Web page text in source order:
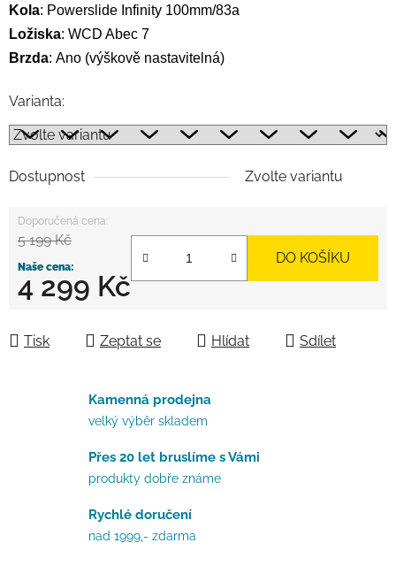
Kola: Powerslide Infinity 100mm/83a
Ložiska: WCD Abec 7
Brzda: Ano (výškově nastavitelná)
Varianta:
Dostupnost Zvolte variantu
5 199 Kč
4 299 Kč
DO KOŠÍKU
Tisk Zeptat se Hlídat Sdílet
Kamenná prodejna
velký výběr skladem
Přes 20 let bruslíme s Vámi
produkty dobře známe
Rychlé doručení
nad 1999,- zdarma